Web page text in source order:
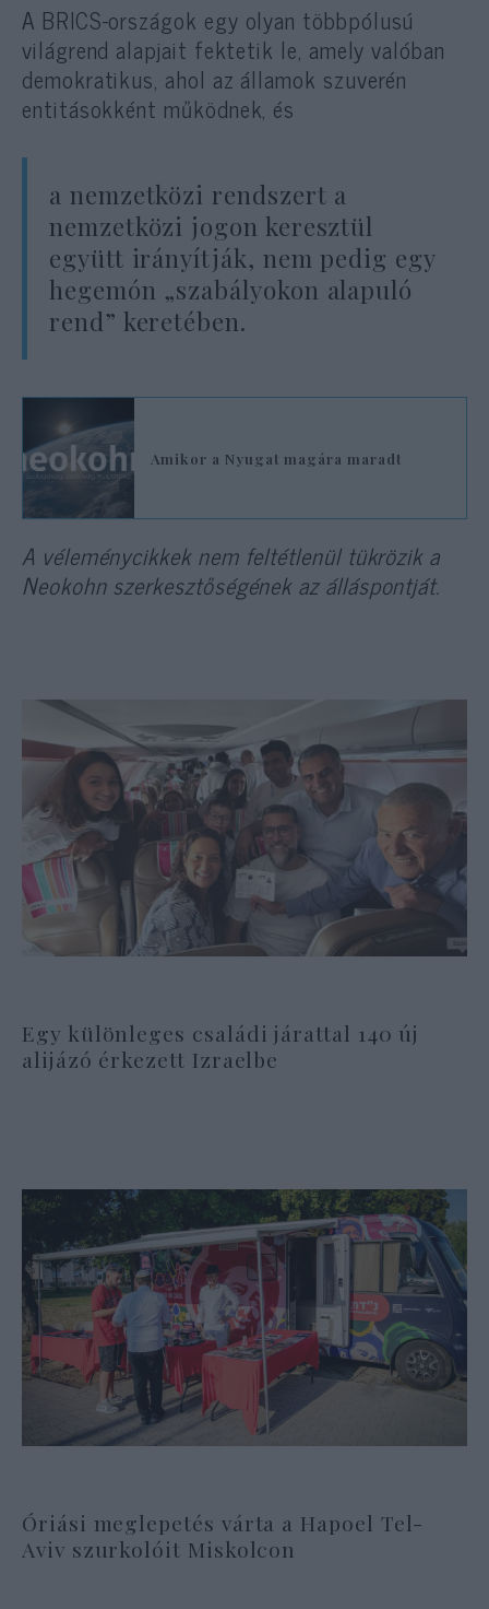
A BRICS-országok egy olyan többpólusú
világrend alapjait fektetik le, amely valóban
demokratikus, ahol az államok szuverén
entitásokként működnek, és
a nemzetközi rendszert a
nemzetközi jogon keresztül
együtt irányítják, nem pedig egy
hegemón „szabályokon alapuló
rend” keretében.
Amikor a Nyugat magára maradt
A véleménycikkek nem feltétlenül tükrözik a
Neokohn szerkesztőségének az álláspontját.
Egy különleges családi járattal 140 új
alijázó érkezett Izraelbe
Óriási meglepetés várta a Hapoel Tel-
Aviv szurkolóit Miskolcon